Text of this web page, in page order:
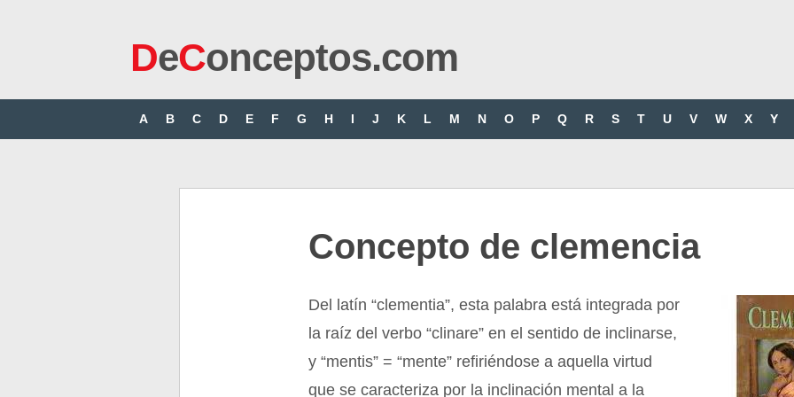
DeConceptos.com
A B C D E F G H I J K L M N O P Q R S T U V W X Y
Concepto de clemencia
Del latín “clementia”, esta palabra está integrada por
la raíz del verbo “clinare” en el sentido de inclinarse,
y “mentis” = “mente” refiriéndose a aquella virtud
que se caracteriza por la inclinación mental a la